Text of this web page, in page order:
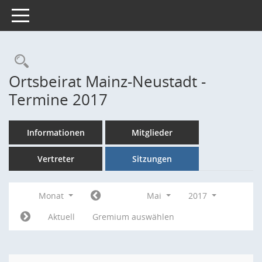
Toggle navigation
Rechercheauswahl
Ortsbeirat Mainz-Neustadt -
Termine 2017
Informationen Mitglieder
Vertreter Sitzungen
Monat Mai
2017
Aktuell
Gremium auswählen